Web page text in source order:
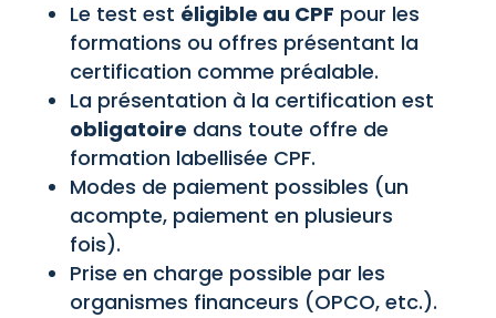
Le test est éligible au CPF pour les
formations ou offres présentant la
certification comme préalable.
La présentation à la certification est
obligatoire dans toute offre de
formation labellisée CPF.
Modes de paiement possibles (un
acompte, paiement en plusieurs
fois).
Prise en charge possible par les
organismes financeurs (OPCO, etc.).